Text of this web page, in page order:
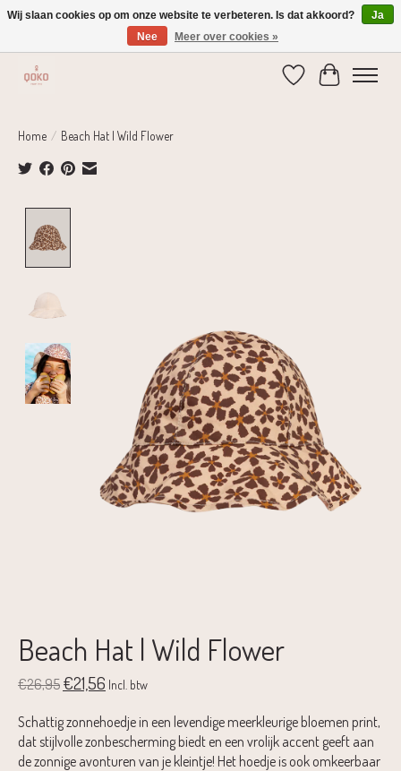
Verzending 1-2 dagen | Gratis verzending vanaf € 75,-
Verlanglijst
Home / Beach Hat | Wild Flower
Beach Hat | Wild Flower
€26,95 €21,56 Incl. btw
Schattig zonnehoedje in een levendige meerkleurige bloemen print,
dat stijlvolle zonbescherming biedt en een vrolijk accent geeft aan
de zonnige avonturen van je kleintje! Het hoedje is ook omkeerbaar
Wij slaan cookies op om onze website te verbeteren. Is dat akkoord?
Ja
Nee
Meer over cookies »